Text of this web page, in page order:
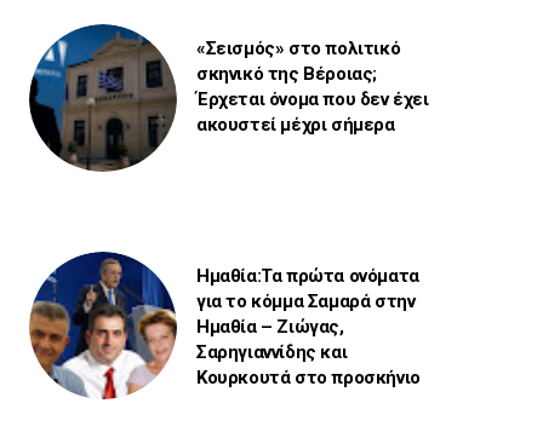
«Σεισμός» στο πολιτικό
σκηνικό της Βέροιας;
Έρχεται όνομα που δεν έχει
ακουστεί μέχρι σήμερα
Ημαθία:Τα πρώτα ονόματα
για το κόμμα Σαμαρά στην
Ημαθία – Ζιώγας,
Σαρηγιαννίδης και
Κουρκουτά στο προσκήνιο